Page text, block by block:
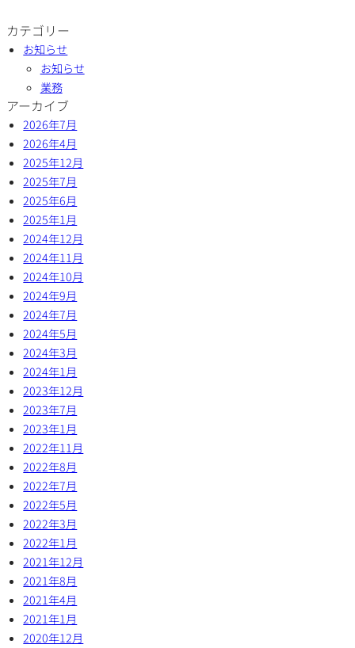
カテゴリー
お知らせ
お知らせ
業務
アーカイブ
2026年7月
2026年4月
2025年12月
2025年7月
2025年6月
2025年1月
2024年12月
2024年11月
2024年10月
2024年9月
2024年7月
2024年5月
2024年3月
2024年1月
2023年12月
2023年7月
2023年1月
2022年11月
2022年8月
2022年7月
2022年5月
2022年3月
2022年1月
2021年12月
2021年8月
2021年4月
2021年1月
2020年12月